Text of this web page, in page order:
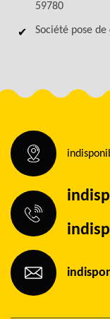
59780
Société pose